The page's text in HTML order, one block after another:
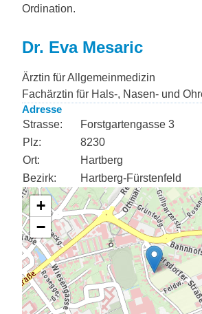
Ordination.
Dr. Eva Mesaric
Ärztin für Allgemeinmedizin
Fachärztin für Hals-, Nasen- und
Adresse
Strasse:
Forstgartengasse 3
Plz:
8230
Ort:
Hartberg
Bezirk:
Hartberg-Fürstenfeld